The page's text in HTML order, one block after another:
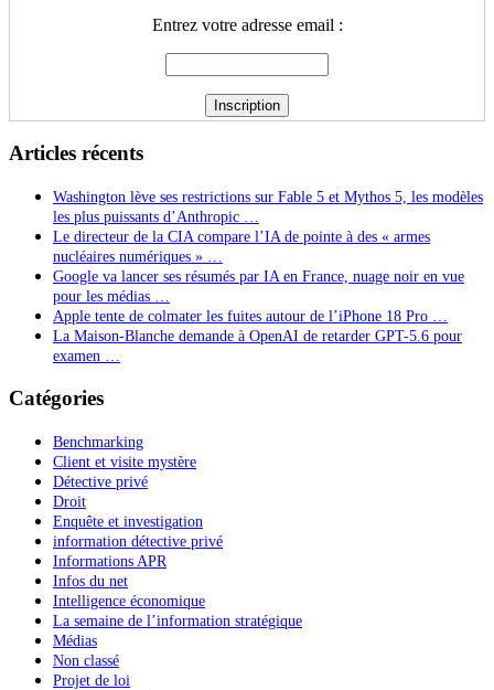
Entrez votre adresse email :
Articles récents
Washington lève ses restrictions sur Fable 5 et Mythos 5, les modèles
les plus puissants d’Anthropic …
Le directeur de la CIA compare l’IA de pointe à des « armes
nucléaires numériques » …
Google va lancer ses résumés par IA en France, nuage noir en vue
pour les médias …
Apple tente de colmater les fuites autour de l’iPhone 18 Pro …
La Maison-Blanche demande à OpenAI de retarder GPT-5.6 pour
examen …
Catégories
Benchmarking
Client et visite mystère
Détective privé
Droit
Enquête et investigation
information détective privé
Informations APR
Infos du net
Intelligence économique
La semaine de l’information stratégique
Médias
Non classé
Projet de loi